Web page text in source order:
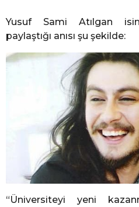
Yusuf Sami Atılgan
paylaştığı anısı şu şekilde:
“Üniversiteyi yeni